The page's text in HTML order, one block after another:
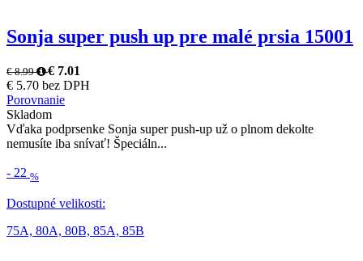
Sonja super push up pre malé prsia 15001
€ 8.99
€ 7.01
€ 5.70 bez DPH
Porovnanie
Skladom
Vďaka podprsenke Sonja super push-up už o plnom dekolte
nemusíte iba snívať! Špeciáln...
- 22 %
Dostupné velikosti:
75A, 80A, 80B, 85A, 85B